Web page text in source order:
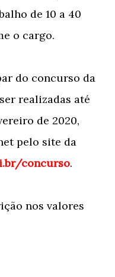
de 10 a 40
o cargo.
do concurso da
realizadas até
de 2020,
pelo site da
concurso.
nos valores